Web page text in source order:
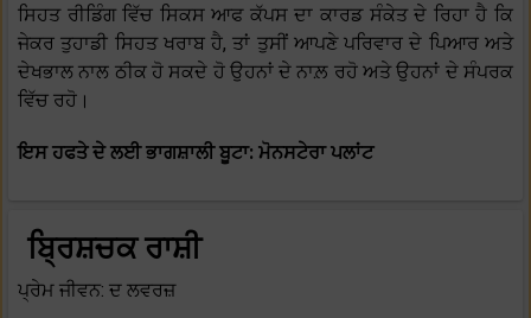
ਸਿਹਤ ਰੀਡਿੰਗ ਵਿੱਚ ਸਿਕਸ ਆਫ ਕੱਪਸ ਦਾ ਕਾਰਡ ਸੰਕੇਤ ਦੇ ਰਿਹਾ ਹੈ ਕਿ
ਜੇਕਰ ਤੁਹਾਡੀ ਸਿਹਤ ਖਰਾਬ ਹੈ, ਤਾਂ ਤੁਸੀਂ ਆਪਣੇ ਪਰਿਵਾਰ ਦੇ ਪਿਆਰ ਅਤੇ
ਦੇਖਭਾਲ ਨਾਲ ਠੀਕ ਹੋ ਸਕਦੇ ਹੋ ਉਹਨਾਂ ਦੇ ਨਾਲ਼ ਰਹੋ ਅਤੇ ਉਹਨਾਂ ਦੇ ਸੰਪਰਕ
ਵਿੱਚ ਰਹੋ।
ਇਸ ਹਫਤੇ ਦੇ ਲਈ ਭਾਗਸ਼ਾਲੀ ਬੂਟਾ: ਮੋਨਸਟੇਰਾ ਪਲਾਂਟ
ਬ੍ਰਿਸ਼ਚਕ ਰਾਸ਼ੀ
ਪ੍ਰੇਮ ਜੀਵਨ: ਦ ਲਵਰਜ਼